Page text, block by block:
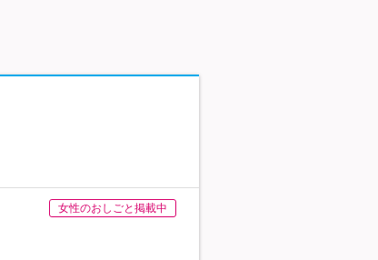
女性のおしごと掲載中